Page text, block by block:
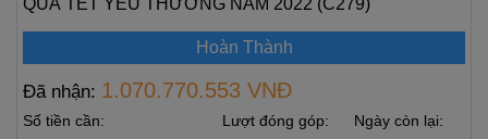
QUÀ TẾT YÊU THƯƠNG NĂM 2022 (C279)
Hoàn Thành
Đã nhận: 1.070.770.553 VNĐ
Số tiền cần:
Lượt đóng góp:
Ngày còn lại: